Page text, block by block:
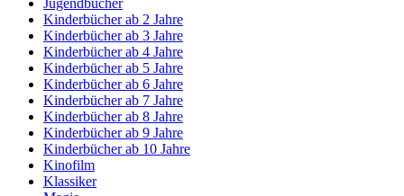
Jugendbücher
Kinderbücher ab 2 Jahre
Kinderbücher ab 3 Jahre
Kinderbücher ab 4 Jahre
Kinderbücher ab 5 Jahre
Kinderbücher ab 6 Jahre
Kinderbücher ab 7 Jahre
Kinderbücher ab 8 Jahre
Kinderbücher ab 9 Jahre
Kinderbücher ab 10 Jahre
Kinofilm
Klassiker